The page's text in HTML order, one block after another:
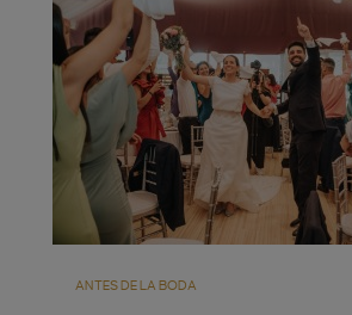
ANTES DE LA BODA